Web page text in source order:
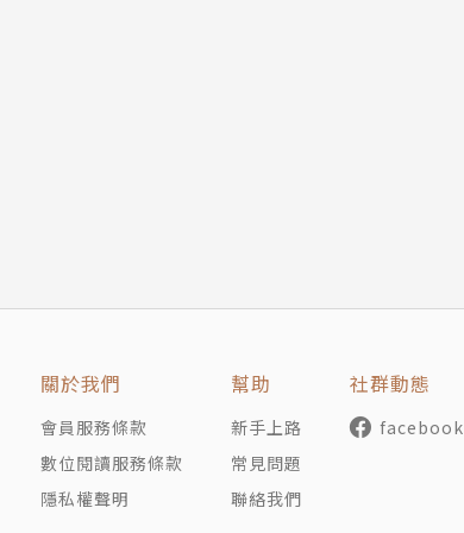
關於我們
會員服務條款
數位閱讀服務條款
隱私權聲明
幫助
新手上路
常見問題
聯絡我們
社群動態
facebook